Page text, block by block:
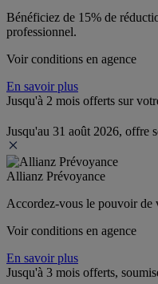
Bénéficiez de 15% de
professionnel.
Voir conditions en agence
En savoir plus
Jusqu'à 2 mois offerts sur
Jusqu'au 31 août 2026, offre
Allianz Prévoyance
Accordez-vous le pouvoir de
Voir conditions en agence
En savoir plus
Jusqu'à 3 mois offerts,